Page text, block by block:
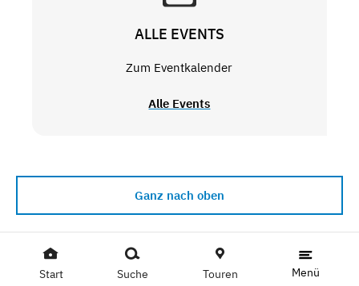
ALLE EVENTS
Zum Eventkalender
Alle Events
Ganz nach oben
Start Suche Touren Menü